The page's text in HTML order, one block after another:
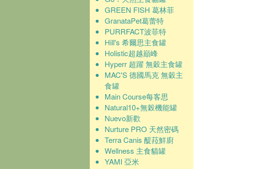
GREEN FISH 葛林菲
GranataPet葛蕾特
PURRFACT波菲特
Hill's 希爾思主食罐
Holistic超越巔峰
Hyperr 超躍 無穀主食罐
MAC'S 德國馬克 無穀主
食罐
Main Course每客思
Natural10+無榖機能罐
Nuevo新歡
Nurture PRO 天然密碼
Terra Canis 醍菈鮮廚
Wellness 主食貓罐
YAMI 亞米